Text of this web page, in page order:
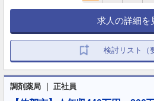
求人の詳細を
検討リスト（
調剤薬局 ｜ 正社員